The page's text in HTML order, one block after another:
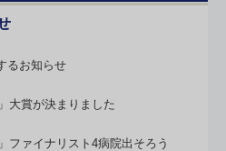
るお知らせ
大賞が決まりました
ファイナリスト4病院出そろう